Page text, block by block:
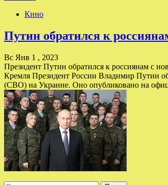
Кино
Путин обратился к
Вс Янв 1 , 2023
Президент Путин обратился к россиянам с
Кремля Президент России Владимир Путин
(СВО) на Украине. Оно опубликовано на